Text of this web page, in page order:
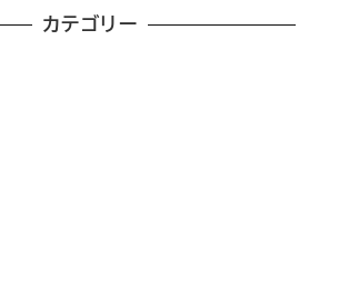
カテゴリー